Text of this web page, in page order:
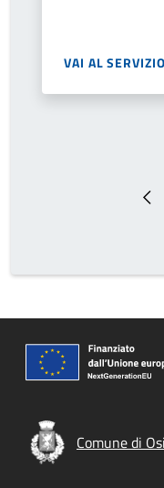
VAI AL SERVIZIO
Comune di